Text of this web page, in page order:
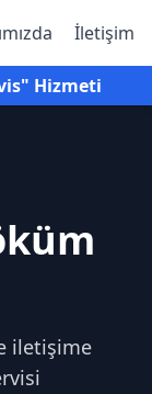
İletişim
Hizmeti
iletişime